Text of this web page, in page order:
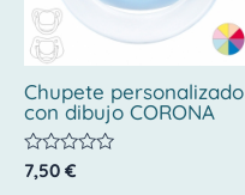
Chupete personalizado
con dibujo CORONA
Valorado
con
7,50 €